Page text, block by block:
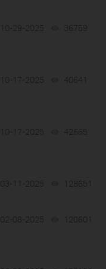
10-29-2025 36759
10-17-2025 40641
10-17-2025 42665
03-11-2025 128651
02-08-2025 120601